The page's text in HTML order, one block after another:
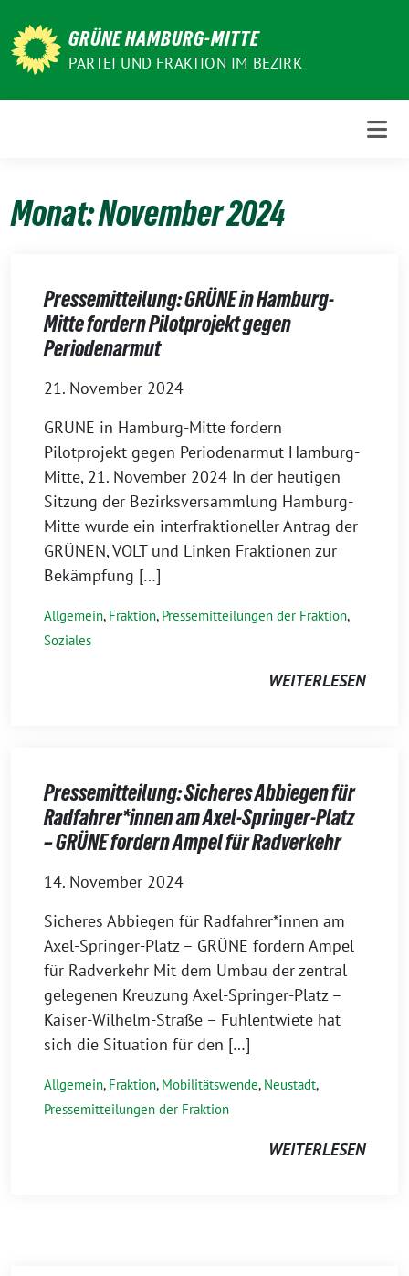
zum
Inhalt
GRÜNE HAMBURG-MITTE
PARTEI UND FRAKTION IM BEZIRK
Monat:November 2024
Pressemitteilung: GRÜNE in Hamburg-
Mitte fordern Pilotprojekt gegen
Periodenarmut
21. November 2024
GRÜNE in Hamburg-Mitte fordern
Pilotprojekt gegen Periodenarmut Hamburg-
Mitte, 21. November 2024 In der heutigen
Sitzung der Bezirksversammlung Hamburg-
Mitte wurde ein interfraktioneller Antrag der
GRÜNEN, VOLT und Linken Fraktionen zur
Bekämpfung […]
Allgemein, Fraktion, Pressemitteilungen der Fraktion,
Soziales
WEITERLESEN
Pressemitteilung: Sicheres Abbiegen für
Radfahrer*innen am Axel-Springer-Platz
– GRÜNE fordern Ampel für Radverkehr
14. November 2024
Sicheres Abbiegen für Radfahrer*innen am
Axel-Springer-Platz – GRÜNE fordern Ampel
für Radverkehr Mit dem Umbau der zentral
gelegenen Kreuzung Axel-Springer-Platz –
Kaiser-Wilhelm-Straße – Fuhlentwiete hat
sich die Situation für den […]
Allgemein, Fraktion, Mobilitätswende, Neustadt,
Pressemitteilungen der Fraktion
WEITERLESEN